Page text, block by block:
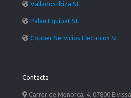
Vallados Ibiza SL
Palau Equipat SL
Copper Servicios Electricos SL
Contacta
Carrer de Menorca, 4, 07800 Eivissa